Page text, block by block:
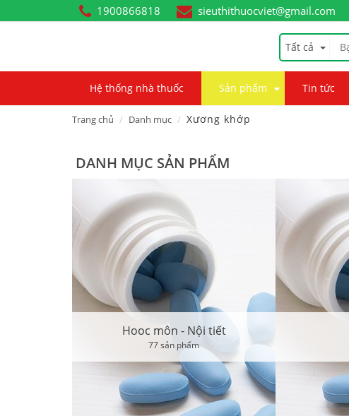
1900866818 sieuthithuocviet@gmail.com
Tất cả
Hệ thống nhà thuốc Sản phẩm Tin tức
Trang chủ Danh mục Xương khớp
DANH MỤC SẢN PHẨM
Hooc môn - Nội tiết
77 sản phẩm